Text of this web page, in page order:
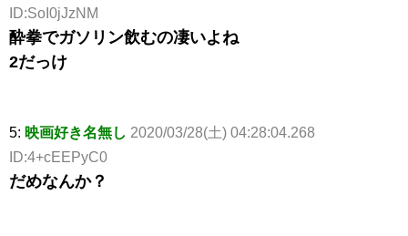
ID:SoI0jJzNM
酔拳でガソリン飲むの凄いよね
2だっけ
5: 映画好き名無し 2020/03/28(土) 04:28:04.268
ID:4+cEEPyC0
だめなんか？